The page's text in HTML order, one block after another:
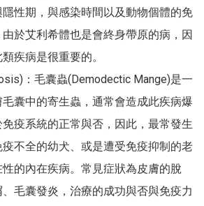
性期，與感染時間以及動物個體的免
於艾利希體也是會終身帶原的病，因
疾病是很重要的。
：毛囊蟲(Demodectic Mange)是一
囊中的寄生蟲，通常會造成此疾病爆
疫系統的正常與否，因此，最常發生
不全的幼犬、或是遭受免疫抑制的老
的內在疾病。常見症狀為皮膚的脫
毛囊發炎，治療的成功與否與免疫力